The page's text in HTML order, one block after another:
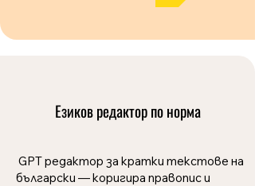
Езиков редактор по норма
GPT редактор за кратки текстове на
български — коригира правопис и